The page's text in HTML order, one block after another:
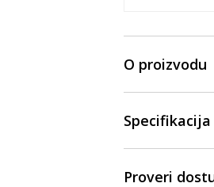
O proizvodu
Specifikacija
Proveri